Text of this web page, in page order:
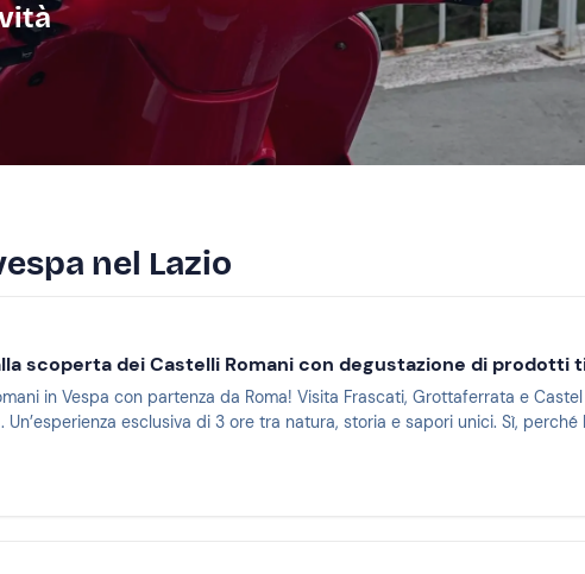
nel Lazio
scoperta dei Castelli Romani con degustazione di prodotti
in Vespa con partenza da Roma! Visita Frascati, Grottaferrata e
Un’esperienza esclusiva di 3 ore tra natura, storia e sapori unici. Sì,